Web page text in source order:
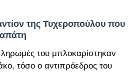
της Τυχεροπούλου που
του μπλοκαρίστηκαν
τόσο ο αντιπρόεδρος του